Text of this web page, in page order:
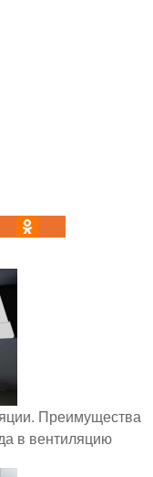
Преимущества
в вентиляцию